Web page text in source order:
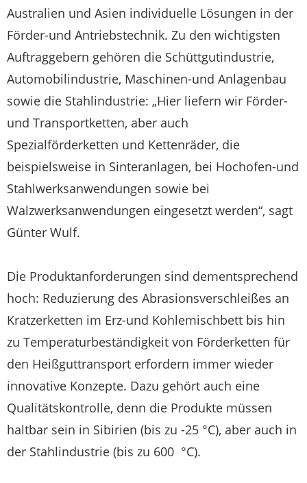
Australien und Asien individuelle Lösungen in der
Förder-und Antriebstechnik. Zu den wichtigsten
Auftraggebern gehören die Schüttgutindustrie,
Automobilindustrie, Maschinen-und Anlagenbau
sowie die Stahlindustrie: „Hier liefern wir Förder-
und Transportketten, aber auch
Spezialförderketten und Kettenräder, die
beispielsweise in Sinteranlagen, bei Hochofen-und
Stahlwerksanwendungen sowie bei
Walzwerksanwendungen eingesetzt werden“, sagt
Günter Wulf.
Die Produktanforderungen sind dementsprechend
hoch: Reduzierung des Abrasionsverschleißes an
Kratzerketten im Erz-und Kohlemischbett bis hin
zu Temperaturbeständigkeit von Förderketten für
den Heißguttransport erfordern immer wieder
innovative Konzepte. Dazu gehört auch eine
Qualitätskontrolle, denn die Produkte müssen
haltbar sein in Sibirien (bis zu -25 °C), aber auch in
der Stahlindustrie (bis zu 600 °C).